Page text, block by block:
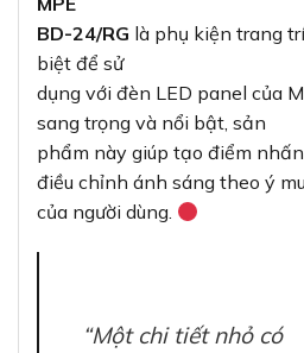
BD-24/RG là phụ kiện trang
biệt để sử
dụng với đèn LED panel của
sang trọng và nổi bật, sản
phẩm này giúp tạo điểm
điều chỉnh ánh sáng theo ý
của người dùng.
“Một chi tiết nhỏ có